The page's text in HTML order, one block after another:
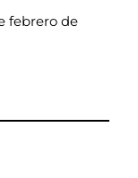
febrero de